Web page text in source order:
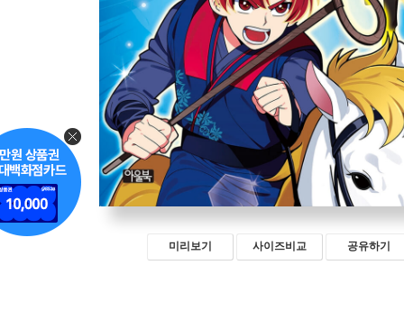
미리보기 사이즈비교 공유하기